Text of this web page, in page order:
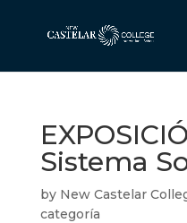
Sistema
by New Castelar
categoría